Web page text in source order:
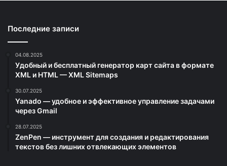
Последние записи
04.08.2025
Удобный и бесплатный генератор карт сайта в формате
XML и HTML — XML Sitemaps
30.07.2025
Yanado — удобное и эффективное управление задачами
через Gmail
28.07.2025
ZenPen — инструмент для создания и редактирования
текстов без лишних отвлекающих элементов